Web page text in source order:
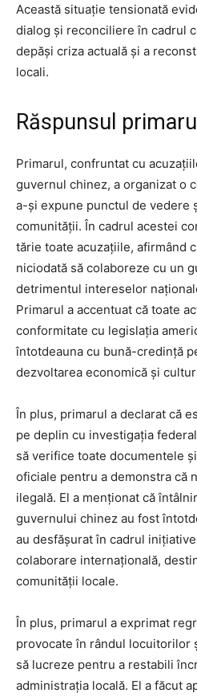
Această situație tensionată
dialog și reconciliere în cadrul
depăși criza actuală și a
locali.
Răspunsul
Primarul, confruntat cu
guvernul chinez, a organizat o
a-și expune punctul de vedere
comunității. În cadrul acestei
tărie toate acuzațiile, afirmând
niciodată să colaboreze cu un
detrimentul intereselor
Primarul a accentuat că toate
conformitate cu legislația
întotdeauna cu bună-credință
dezvoltarea economică și
În plus, primarul a declarat că
pe deplin cu investigația
să verifice toate documentele
oficiale pentru a demonstra că
ilegală. El a menționat că
guvernului chinez au fost
au desfășurat în cadrul
colaborare internațională,
comunității locale.
În plus, primarul a exprimat
provocate în rândul locuitorilor
să lucreze pentru a restabili
administrația locală. El a făcut